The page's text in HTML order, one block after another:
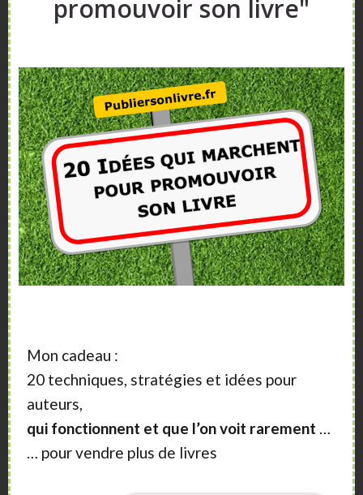
Sidebar
A propos
Vous aimeriez vendre plus de livres ?
Vous souhaitez publier un livre ?
Nos articles, vidéos et formations vont vous
aider.
promouvoir son livre"
Mon cadeau :
20 techniques, stratégies et idées pour
auteurs,
qui fonctionnent et que l’on voit rarement …
… pour vendre plus de livres